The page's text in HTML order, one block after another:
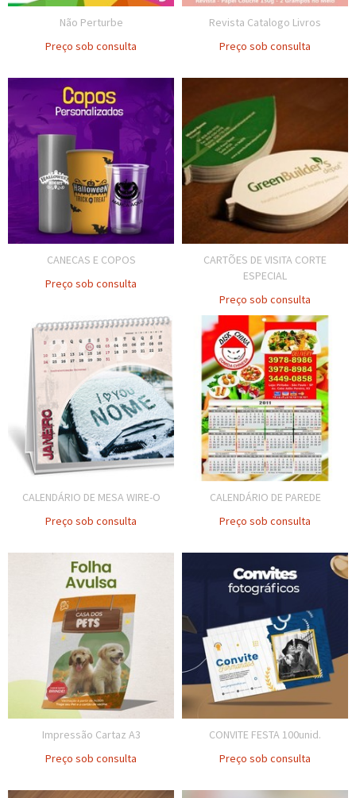
Não Perturbe
Preço sob consulta
Revista Catalogo Livros
Preço sob consulta
CANECAS E COPOS
Preço sob consulta
CARTÕES DE VISITA CORTE
ESPECIAL
Preço sob consulta
CALENDÁRIO DE MESA WIRE-O
Preço sob consulta
CALENDÁRIO DE PAREDE
Preço sob consulta
Impressão Cartaz A3
Preço sob consulta
CONVITE FESTA 100unid.
Preço sob consulta